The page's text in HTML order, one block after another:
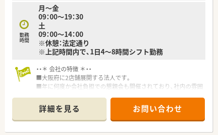
勤務
時間
月～金
09：00～19：30
土
09：00～14：00
※休憩：法定通り
※上記時間内で、1日4～8時間シフト勤務
・・＊ 会社の特徴 ＊・・
■大阪府に2店舗展開する法人です。
■年に何度か会社負担での懇親会も開催されており、社内の雰囲
■在宅が取り沙汰される前から施設在宅に注力しており、そのた
め施設との関係性は非常に良好です。
■社長がMR時代や学生時代の人の繋がりで開局された経緯もあ
り、人を大切にする企業体質です。
詳細を見る お問い合わせ